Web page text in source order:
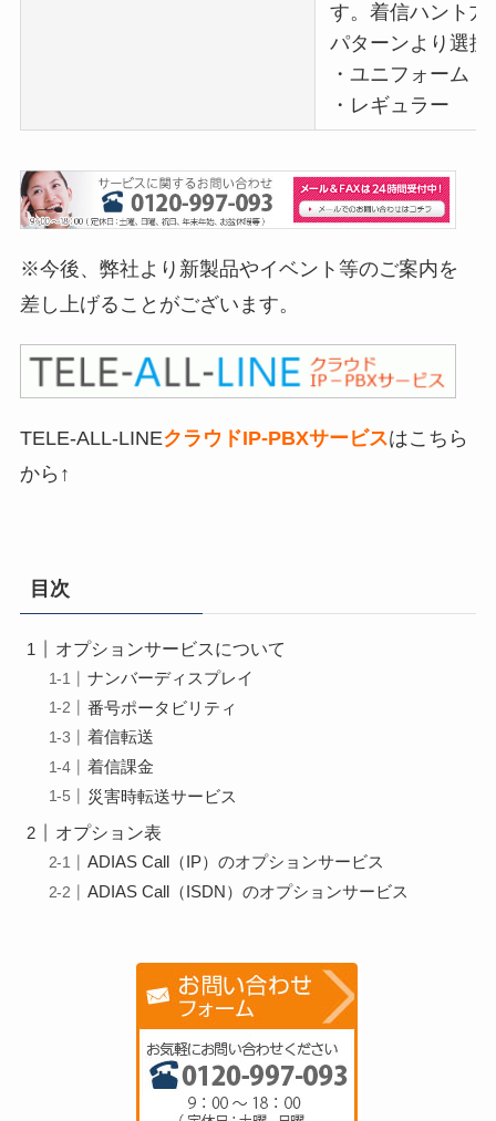
す。着信ハント方
パターンより選択
・ユニフォーム
・レギュラー
※今後、弊社より新製品やイベント等のご案内を
差し上げることがございます。
TELE-ALL-LINEクラウドIP-PBXサービスはこちら
から↑
目次
オプションサービスについて
ナンバーディスプレイ
番号ポータビリティ
着信転送
着信課金
災害時転送サービス
オプション表
ADIAS Call（IP）のオプションサービス
ADIAS Call（ISDN）のオプションサービス